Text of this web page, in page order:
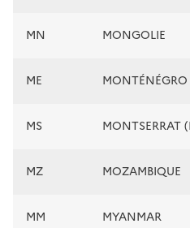
MN MONGOLIE
ME MONTÉNÉGRO
MS MONTSERRAT
MZ MOZAMBIQUE
MM MYANMAR